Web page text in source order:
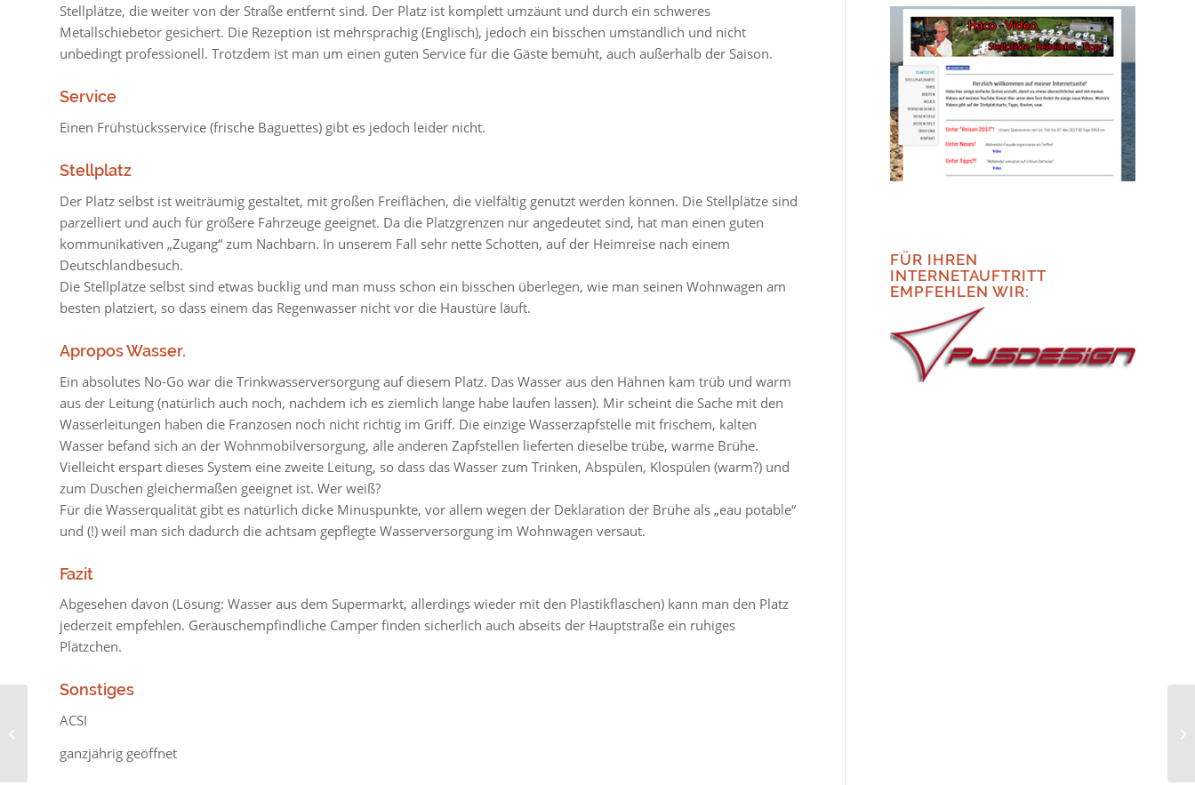
Stellplätze, die weiter von der Straße entfernt sind. Der Platz ist komplett umzäunt und durch ein schweres
Metallschiebetor gesichert. Die Rezeption ist mehrsprachig (Englisch), jedoch ein bisschen umständlich und nicht
unbedingt professionell. Trotzdem ist man um einen guten Service für die Gäste bemüht, auch außerhalb der Saison.
Service
Einen Frühstücksservice (frische Baguettes) gibt es jedoch leider nicht.
Stellplatz
Der Platz selbst ist weiträumig gestaltet, mit großen Freiflächen, die vielfältig genutzt werden können. Die Stellplätze sind
parzelliert und auch für größere Fahrzeuge geeignet. Da die Platzgrenzen nur angedeutet sind, hat man einen guten
kommunikativen „Zugang“ zum Nachbarn. In unserem Fall sehr nette Schotten, auf der Heimreise nach einem
Deutschlandbesuch.
Die Stellplätze selbst sind etwas bucklig und man muss schon ein bisschen überlegen, wie man seinen Wohnwagen am
besten platziert, so dass einem das Regenwasser nicht vor die Haustüre läuft.
Apropos Wasser.
Ein absolutes No-Go war die Trinkwasserversorgung auf diesem Platz. Das Wasser aus den Hähnen kam trüb und warm
aus der Leitung (natürlich auch noch, nachdem ich es ziemlich lange habe laufen lassen). Mir scheint die Sache mit den
Wasserleitungen haben die Franzosen noch nicht richtig im Griff. Die einzige Wasserzapfstelle mit frischem, kalten
Wasser befand sich an der Wohnmobilversorgung, alle anderen Zapfstellen lieferten dieselbe trübe, warme Brühe.
Vielleicht erspart dieses System eine zweite Leitung, so dass das Wasser zum Trinken, Abspülen, Klospülen (warm?) und
zum Duschen gleichermaßen geeignet ist. Wer weiß?
Für die Wasserqualität gibt es natürlich dicke Minuspunkte, vor allem wegen der Deklaration der Brühe als „eau potable“
und (!) weil man sich dadurch die achtsam gepflegte Wasserversorgung im Wohnwagen versaut.
Fazit
Abgesehen davon (Lösung: Wasser aus dem Supermarkt, allerdings wieder mit den Plastikflaschen) kann man den Platz
jederzeit empfehlen. Geräuschempfindliche Camper finden sicherlich auch abseits der Hauptstraße ein ruhiges
Plätzchen.
Sonstiges
ACSI
ganzjährig geöffnet
FÜR IHREN
INTERNETAUFTRITT
EMPFEHLEN WIR:
Flowercamping Port de